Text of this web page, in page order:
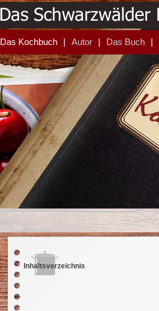
Das Kochbuch Autor Das Buch
Inhaltsverzeichnis